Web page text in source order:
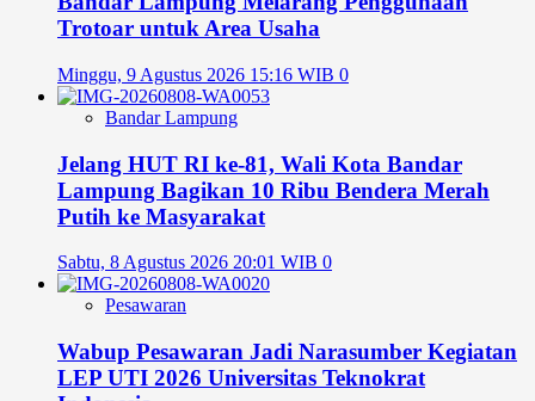
Trotoar untuk Area Usaha
Minggu, 9 Agustus 2026 15:16 WIB 0
Bandar Lampung
Jelang HUT RI ke-81, Wali Kota Bandar
Lampung Bagikan 10 Ribu Bendera Merah
Putih ke Masyarakat
Sabtu, 8 Agustus 2026 20:01 WIB 0
Pesawaran
Wabup Pesawaran Jadi Narasumber Kegiatan
LEP UTI 2026 Universitas Teknokrat